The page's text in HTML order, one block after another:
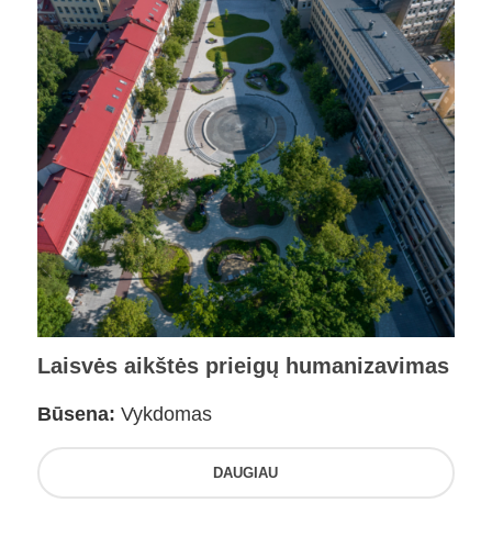
Laisvės aikštės prieigų humanizavimas
Būsena: Vykdomas
DAUGIAU